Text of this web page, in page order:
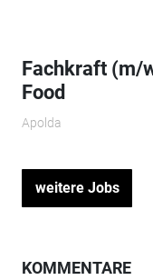
Fachkraft (m/
Food
Apolda
weitere Jobs
KOMMENTARE